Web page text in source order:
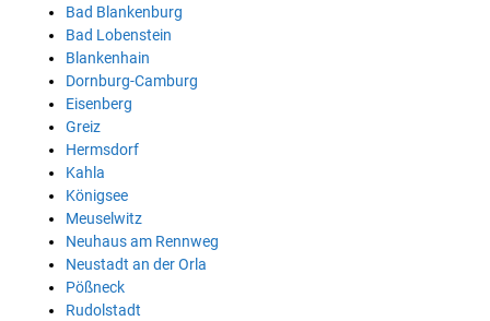
Bad Blankenburg
Bad Lobenstein
Blankenhain
Dornburg-Camburg
Eisenberg
Greiz
Hermsdorf
Kahla
Königsee
Meuselwitz
Neuhaus am Rennweg
Neustadt an der Orla
Pößneck
Rudolstadt